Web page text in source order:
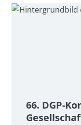
66. DGP-